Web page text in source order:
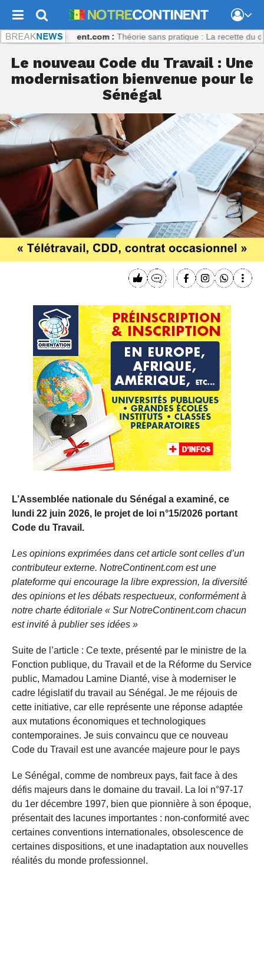
Notrecontinent.com : Théorie sans pratique : La recette du
Le nouveau Code du Travail : Une
modernisation bienvenue pour le
Sénégal
L’Assemblée nationale du Sénégal a examiné, ce
lundi 22 juin 2026, le projet de loi n°15/2026 portant
Code du Travail.
Les opinions exprimées dans cet article sont celles d’un
contributeur externe. NotreContinent.com est une
plateforme qui encourage la libre expression, la diversité
des opinions et les débats respectueux, conformément à
notre charte éditoriale « Sur NotreContinent.com chacun
est invité à publier ses idées »
Suite de l’article : Ce texte, présenté par le ministre de la
Fonction publique, du Travail et de la Réforme du Service
public, Mamadou Lamine Dianté, vise à moderniser le
cadre législatif du travail au Sénégal. Je me réjouis de
cette initiative, car elle représente une réponse adaptée
aux mutations économiques et technologiques
contemporaines. Je suis convaincu que ce nouveau
Code du Travail est une avancée majeure pour le pays
Le Sénégal, comme de nombreux pays, fait face à des
défis majeurs dans le domaine du travail. La loi n°97-17
du 1er décembre 1997, bien que pionnière à son époque,
présentait des lacunes importantes : non-conformité avec
certaines conventions internationales, obsolescence de
certaines dispositions, et une inadaptation aux nouvelles
réalités du monde professionnel.